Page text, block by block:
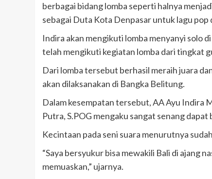
berbagai bidang lomba seperti halnya
sebagai Duta Kota Denpasar untuk lagu pop
Indira akan mengikuti lomba menyanyi solo
telah mengikuti kegiatan lomba dari tingkat
Dari lomba tersebut berhasil meraih juara
akan dilaksanakan di Bangka Belitung.
Dalam kesempatan tersebut, AA Ayu Indira
Putra, S.POG mengaku sangat senang
Kecintaan pada seni suara menurutnya
“Saya bersyukur bisa mewakili Bali di ajang
memuaskan,” ujarnya.